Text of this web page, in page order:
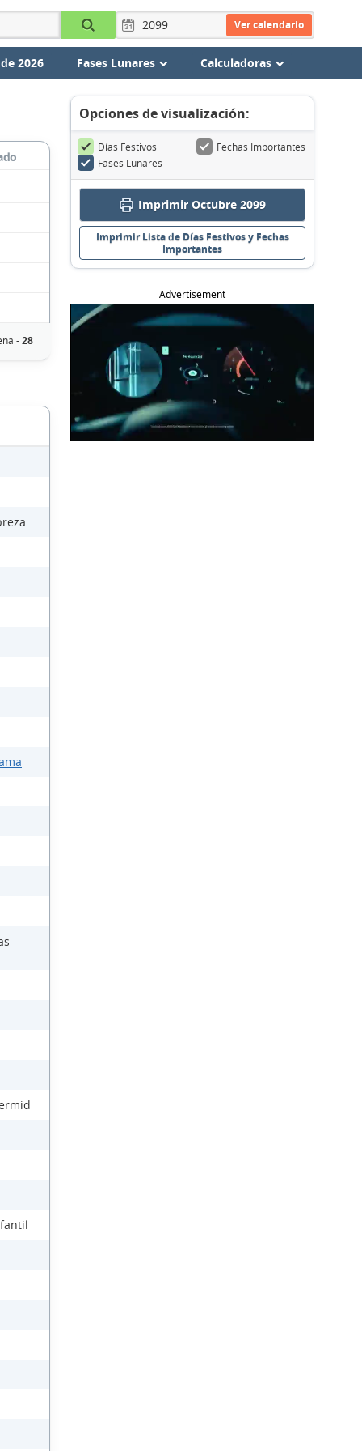
Ver calendario
2026 Fases Lunares Calculadoras
-28
Opciones de visualización:
Días Festivos
Fechas Importantes
Fases Lunares
Imprimir Octubre 2099
Imprimir Lista de Días Festivos y Fechas
Importantes
Advertisement